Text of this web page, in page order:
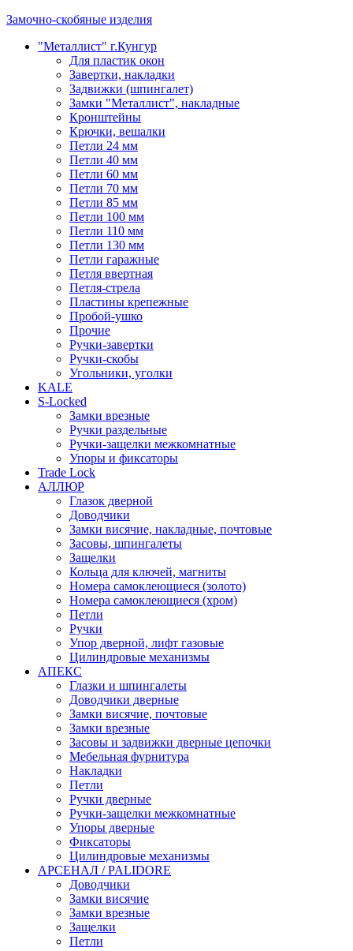
Замочно-скобяные изделия
"Металлист" г.Кунгур
Для пластик окон
Завертки, накладки
Задвижки (шпингалет)
Замки "Металлист", накладные
Кронштейны
Крючки, вешалки
Петли 24 мм
Петли 40 мм
Петли 60 мм
Петли 70 мм
Петли 85 мм
Петли 100 мм
Петли 110 мм
Петли 130 мм
Петли гаражные
Петля ввертная
Петля-стрела
Пластины крепежные
Пробой-ушко
Прочие
Ручки-завертки
Ручки-скобы
Угольники, уголки
KALE
S-Locked
Замки врезные
Ручки раздельные
Ручки-защелки межкомнатные
Упоры и фиксаторы
Trade Lock
АЛЛЮР
Глазок дверной
Доводчики
Замки висячие, накладные, почтовые
Засовы, шпингалеты
Защелки
Кольца для ключей, магниты
Номера самоклеющиеся (золото)
Номера самоклеющиеся (хром)
Петли
Ручки
Упор дверной, лифт газовые
Цилиндровые механизмы
АПЕКС
Глазки и шпингалеты
Доводчики дверные
Замки висячие, почтовые
Замки врезные
Засовы и задвижки дверные цепочки
Мебельная фурнитура
Накладки
Петли
Ручки дверные
Ручки-защелки межкомнатные
Упоры дверные
Фиксаторы
Цилиндровые механизмы
АРСЕНАЛ / PALIDORE
Доводчики
Замки висячие
Замки врезные
Защелки
Петли